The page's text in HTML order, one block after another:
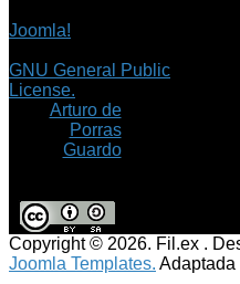
Joomla!
GNU General Public
License.
Arturo de
Porras
Guardo
Copyright © 2026. Fil.ex .
Joomla Templates. Adaptada